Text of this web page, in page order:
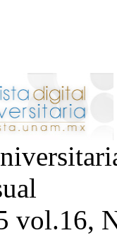
vol.16,